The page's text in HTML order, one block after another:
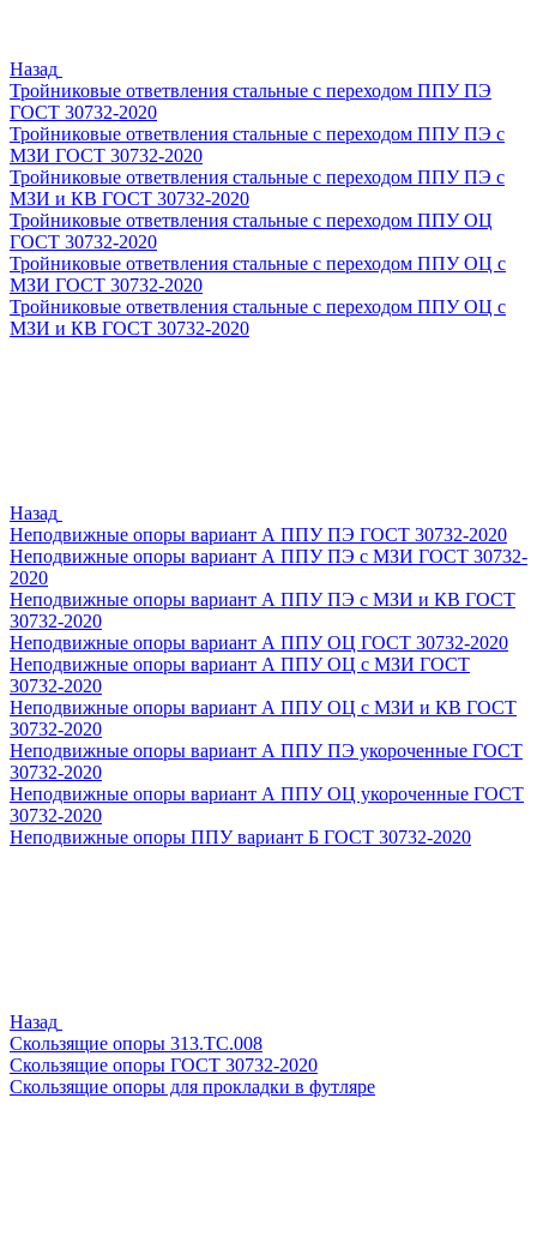
Назад
Тройниковые ответвления стальные с переходом ППУ ПЭ
ГОСТ 30732-2020
Тройниковые ответвления стальные с переходом ППУ ПЭ с
МЗИ ГОСТ 30732-2020
Тройниковые ответвления стальные с переходом ППУ ПЭ с
МЗИ и КВ ГОСТ 30732-2020
Тройниковые ответвления стальные с переходом ППУ ОЦ
ГОСТ 30732-2020
Тройниковые ответвления стальные с переходом ППУ ОЦ с
МЗИ ГОСТ 30732-2020
Тройниковые ответвления стальные с переходом ППУ ОЦ с
МЗИ и КВ ГОСТ 30732-2020
Назад
Неподвижные опоры вариант А ППУ ПЭ ГОСТ 30732-2020
Неподвижные опоры вариант А ППУ ПЭ с МЗИ ГОСТ 30732-
2020
Неподвижные опоры вариант А ППУ ПЭ с МЗИ и КВ ГОСТ
30732-2020
Неподвижные опоры вариант А ППУ ОЦ ГОСТ 30732-2020
Неподвижные опоры вариант А ППУ ОЦ с МЗИ ГОСТ
30732-2020
Неподвижные опоры вариант А ППУ ОЦ с МЗИ и КВ ГОСТ
30732-2020
Неподвижные опоры вариант А ППУ ПЭ укороченные ГОСТ
30732-2020
Неподвижные опоры вариант А ППУ ОЦ укороченные ГОСТ
30732-2020
Неподвижные опоры ППУ вариант Б ГОСТ 30732-2020
Назад
Скользящие опоры 313.ТС.008
Скользящие опоры ГОСТ 30732-2020
Скользящие опоры для прокладки в футляре